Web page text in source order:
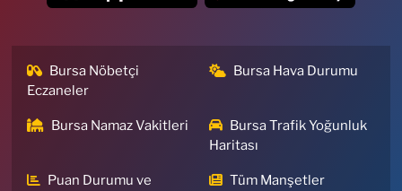
Bursa Nöbetçi
Eczaneler
Bursa Hava Durumu
Bursa Namaz Vakitleri
Bursa Trafik Yoğunluk
Haritası
Puan Durumu ve
Tüm Manşetler